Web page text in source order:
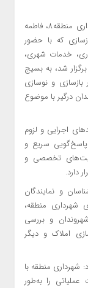
به گزارش کیوسک‌خبر به نقل از روابط عمومی شهرداری منطقه۸، فاطمه
که با حضور
خدمات شهری،
شد، به بسیج
و نوسازی
شهروندان درگیر با موضوع
اجرایی و لزوم
سریع و
تخصصی و
دارد.
و نمایندگان
منطقه،
و بررسی
املاک و دیگر
پایان تاکید کرد: شهرداری منطقه با
را به‌طور